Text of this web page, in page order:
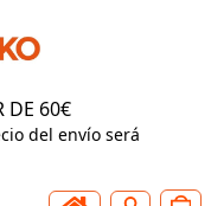
DE 60€
del envío será